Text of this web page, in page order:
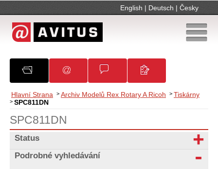
Hlavní Strana > Archiv Modelů Rex Rotary A Ricoh > Tiskárny
> SPC811DN
SPC811DN
Status
Podrobné vyhledávání
English | Deutsch | Česky